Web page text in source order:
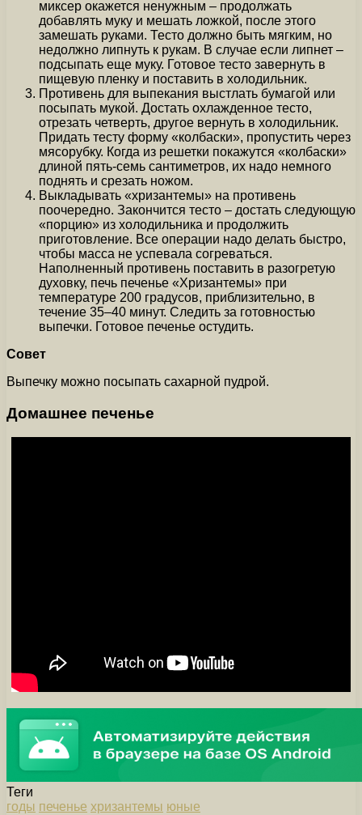
миксер окажется ненужным – продолжать
добавлять муку и мешать ложкой, после этого
замешать руками. Тесто должно быть мягким, но
недолжно липнуть к рукам. В случае если липнет –
подсыпать еще муку. Готовое тесто завернуть в
пищевую пленку и поставить в холодильник.
Противень для выпекания выстлать бумагой или
посыпать мукой. Достать охлажденное тесто,
отрезать четверть, другое вернуть в холодильник.
Придать тесту форму «колбаски», пропустить через
мясорубку. Когда из решетки покажутся «колбаски»
длиной пять-семь сантиметров, их надо немного
поднять и срезать ножом.
Выкладывать «хризантемы» на противень
поочередно. Закончится тесто – достать следующую
«порцию» из холодильника и продолжить
приготовление. Все операции надо делать быстро,
чтобы масса не успевала согреваться.
Наполненный противень поставить в разогретую
духовку, печь печенье «Хризантемы» при
температуре 200 градусов, приблизительно, в
течение 35–40 минут. Следить за готовностью
выпечки. Готовое печенье остудить.
Совет
Выпечку можно посыпать сахарной пудрой.
Домашнее печенье
Теги
годы печенье хризантемы юные